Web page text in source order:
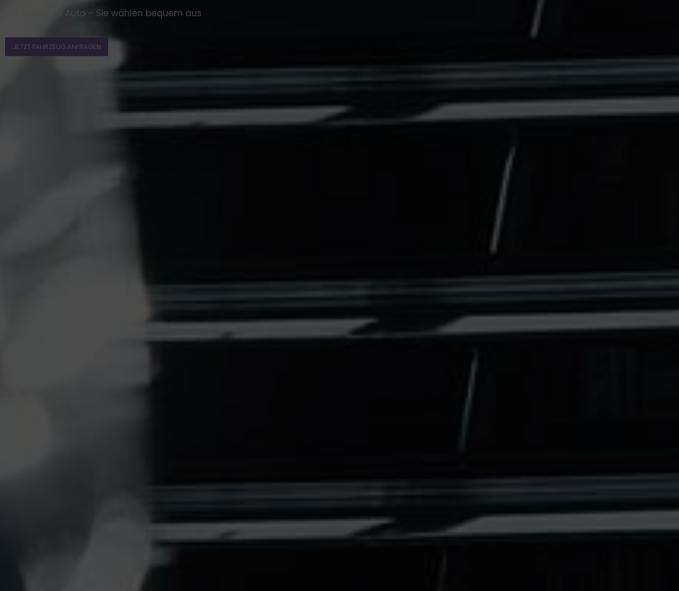
Wir finden Ihr Auto – Sie wählen bequem aus
JETZT FAHRZEUG ANFRAGEN